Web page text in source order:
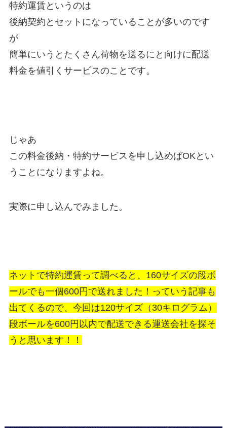
特約運賃というのは
後納契約とセットになっていることが多いのです
が
簡単にいうとたくさん荷物を送るにと向けに配送
料金を値引くサービスのことです。
じゃあ
この料金後納・特約サービスを申し込めばOKとい
うことになりますよね。
実際に申し込んでみました。
ネットで特約運賃って調べると、160サイズの段ボ
ールでも一個600円で送れました！っていう記事も
出てくるので、今回は120サイズ（30キログラム）
段ボールを600円以内で配送できる運送会社を探そ
うと思います！！